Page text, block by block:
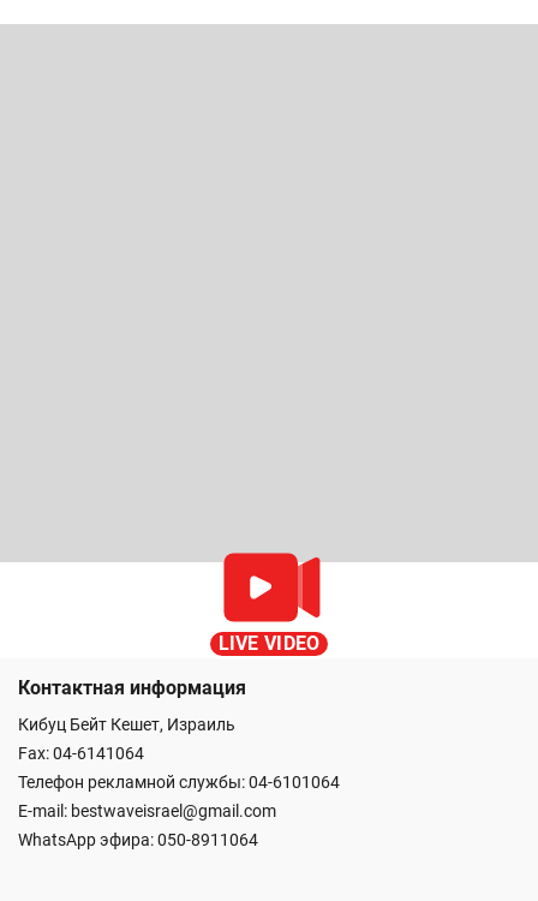
LIVE VIDEO
Контактная информация
Кибуц Бейт Кешет, Израиль
Fax: 04-6141064
Телефон рекламной службы: 04-6101064
E-mail: bestwaveisrael@gmail.com
WhatsApp эфира:050-8911064